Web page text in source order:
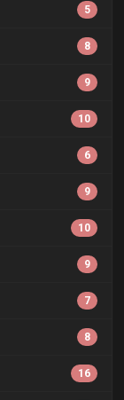
5
8
9
10
6
9
10
9
7
8
16